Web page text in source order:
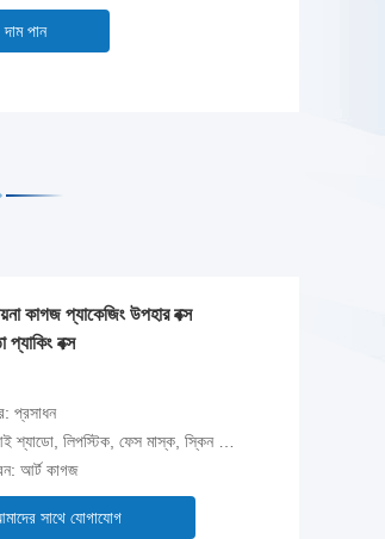
দাম পান
কাগজ প্যাকেজিং উপহার বক্স
প্যাকিং বক্স
প্রসাধন
লিপস্টিক, ফেস মাস্ক, স্কিন কেয়ার সিরাম, অন্যান্য প্রসাধনী
আর্ট কাগজ
সাথে যোগাযোগ